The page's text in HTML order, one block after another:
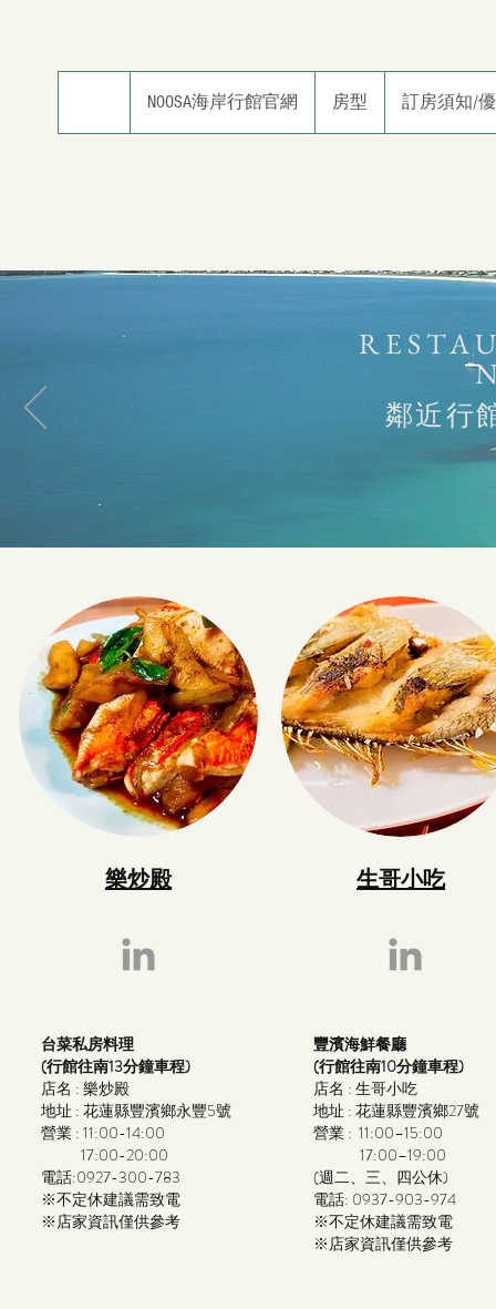
NOOSA海岸行館官網 房型 訂房須知/
鄰近行
海景民宿B&B景點
樂炒殿
台菜私房料理
(行館往南13分鐘車程)
店名 : 樂炒殿
地址 : 花蓮縣豐濱鄉永豐5號
營業 : 11:00-14:00
17:00-20:00
電話:0927-300-783
※不定休建議需致電​
※店家資訊僅供參考
生哥小吃
豐濱海鮮餐廳
(行館往南10分鐘車程)
店名 : 生哥小吃
地址 : 花蓮縣豐濱鄉27號
營業 : 11:00–15:00
17:00–19:00
(週二、三、四公休)
電話: 0937-903-974
※不定休建議需致電​
※店家資訊僅供參考